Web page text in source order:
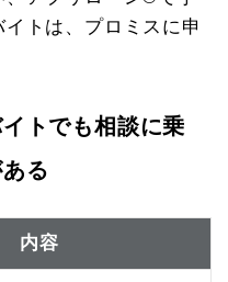
トは、プロミスに申
トでも相談に乗
る
内容